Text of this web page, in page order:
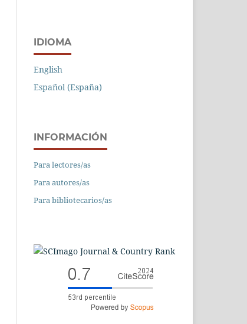
IDIOMA
English
Español (España)
INFORMACIÓN
Para lectores/as
Para autores/as
Para bibliotecarios/as